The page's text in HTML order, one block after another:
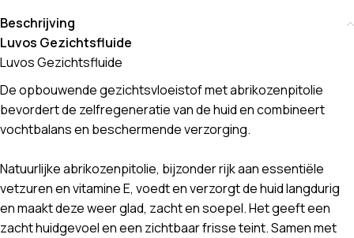
Beschrijving
Luvos Gezichtsfluide
Luvos Gezichtsfluide
De opbouwende gezichtsvloeistof met abrikozenpitolie
bevordert de zelfregeneratie van de huid en combineert
vochtbalans en beschermende verzorging.
Natuurlijke abrikozenpitolie, bijzonder rijk aan essentiële
vetzuren en vitamine E, voedt en verzorgt de huid langdurig
en maakt deze weer glad, zacht en soepel. Het geeft een
zacht huidgevoel en een zichtbaar frisse teint. Samen met